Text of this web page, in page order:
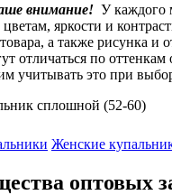
внимание! У каждого
яркости и
а также рисунка и
отличаться по оттенкам
учитывать это при
сплошной (52-60)
Женские
оптовых